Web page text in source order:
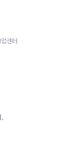
센터